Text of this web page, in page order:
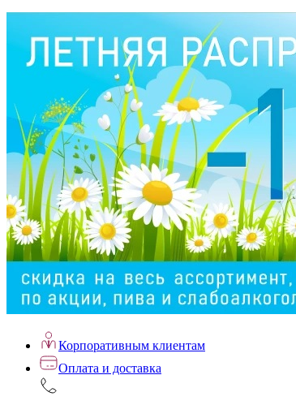
Корпоративным клиентам
Оплата и доставка